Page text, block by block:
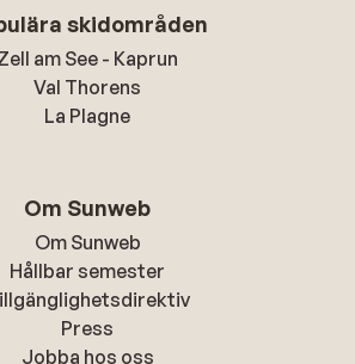
skidområden
am See - Kaprun
Val Thorens
La Plagne
Om Sunweb
Om Sunweb
Hållbar semester
Press
Jobba hos oss